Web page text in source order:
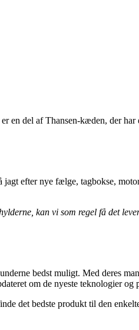
del af Thansen-kæden, der har
efter nye fælge, tagbokse,
kan vi som regel få det
bedst muligt. Med deres
om de nyeste teknologier
det bedste produkt til den